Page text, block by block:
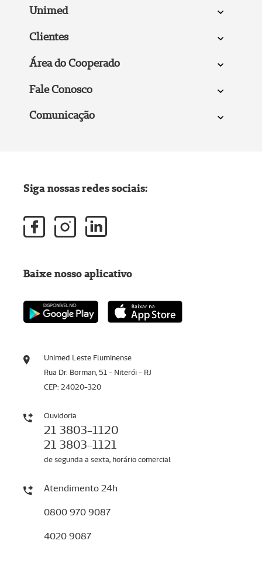
Unimed
Clientes
Área do Cooperado
Fale Conosco
Comunicação
Unimed Leste Fluminense
Rua Dr. Borman, 51 - Niterói - RJ
CEP: 24020-320
Ouvidoria
21 3803-1120
21 3803-1121
de segunda a sexta, horário comercial
Atendimento 24h
0800 970 9087
4020 9087
Siga nossas redes sociais:
Baixe nosso aplicativo